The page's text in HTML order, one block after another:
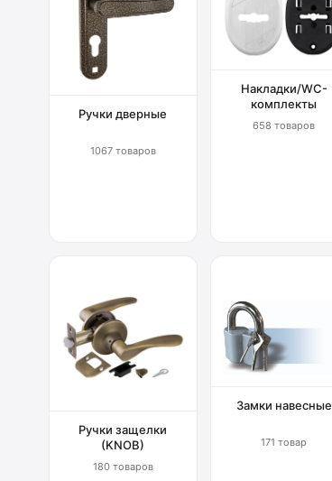
Ручки дверные
1067 товаров
Накладки/WC-
комплекты
658 товаров
Ручки защелки
(KNOB)
180 товаров
Замки навесные
171 товар